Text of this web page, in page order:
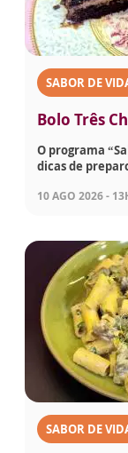
SABOR DE
Bolo Três
O programa
dicas de
10 AGO 2026 -
SABOR DE